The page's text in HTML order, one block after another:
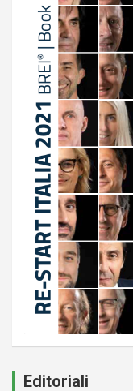
Editoriali